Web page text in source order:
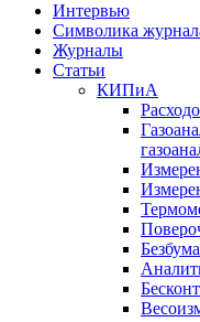
Интервью
Символика
Журналы
Статьи
КИПиА